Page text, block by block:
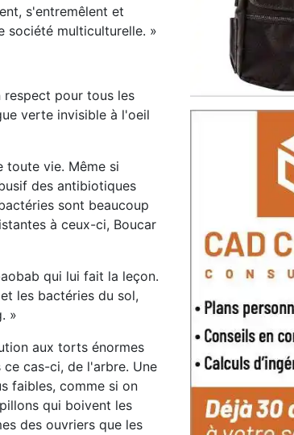
s'entremêlent et
société multiculturelle. »
respect pour tous les
verte invisible à l'oeil
toute vie. Même si
des antibiotiques
sont beaucoup
à ceux-ci, Boucar
qui lui fait la leçon.
les bactéries du sol,
»
aux torts énormes
cas-ci, de l'arbre. Une
faibles, comme si on
qui boivent les
des ouvriers que les